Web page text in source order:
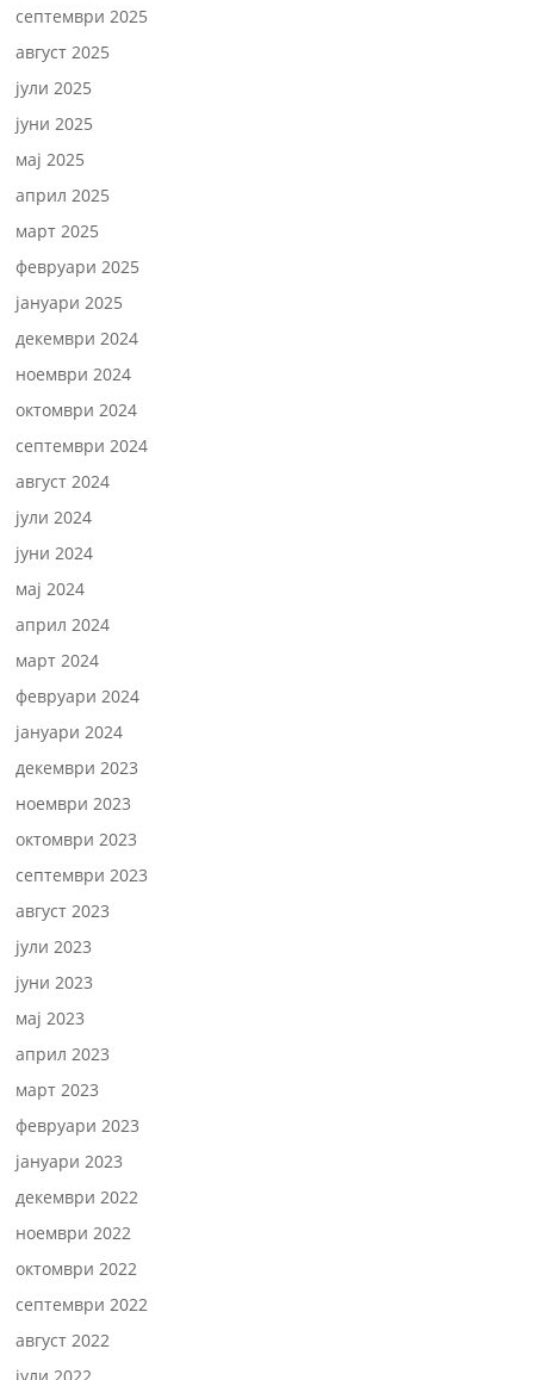
септември 2025
август 2025
јули 2025
јуни 2025
мај 2025
април 2025
март 2025
февруари 2025
јануари 2025
декември 2024
ноември 2024
октомври 2024
септември 2024
август 2024
јули 2024
јуни 2024
мај 2024
април 2024
март 2024
февруари 2024
јануари 2024
декември 2023
ноември 2023
октомври 2023
септември 2023
август 2023
јули 2023
јуни 2023
мај 2023
април 2023
март 2023
февруари 2023
јануари 2023
декември 2022
ноември 2022
октомври 2022
септември 2022
август 2022